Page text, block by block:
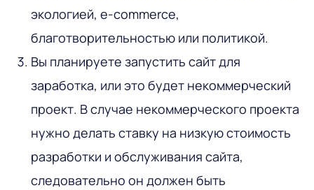
экологией, e-commerce,
благотворительностью или политикой.
Вы планируете запустить сайт для
заработка, или это будет некоммерческий
проект. В случае некоммерческого проекта
нужно делать ставку на низкую стоимость
разработки и обслуживания сайта,
следовательно он должен быть